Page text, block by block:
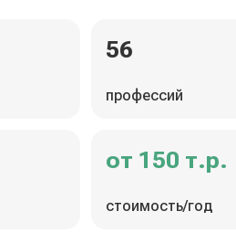
56
профессий
от 150 т.р.
стоимость/год